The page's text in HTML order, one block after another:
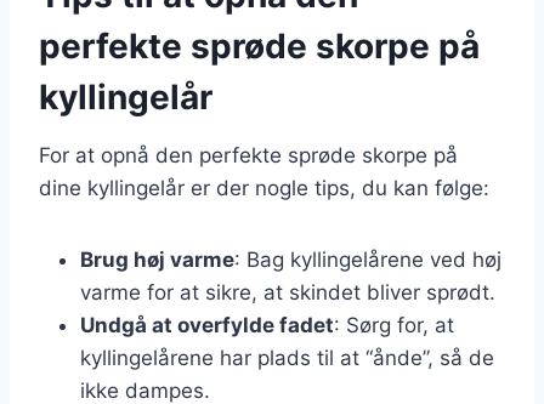
perfekte sprøde skorpe på
kyllingelår
For at opnå den perfekte sprøde skorpe på
dine kyllingelår er der nogle tips, du kan følge:
Brug høj varme: Bag kyllingelårene ved høj
varme for at sikre, at skindet bliver sprødt.
Undgå at overfylde fadet: Sørg for, at
kyllingelårene har plads til at “ånde”, så de
ikke dampes.